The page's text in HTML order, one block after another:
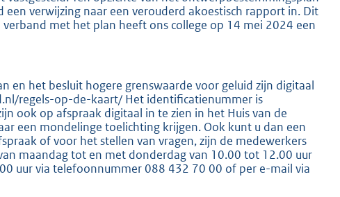
een verwijzing naar een verouderd akoestisch rapport in. Dit
met het plan heeft ons college op 14 mei 2024 een
en het besluit hogere grenswaarde voor geluid zijn digitaal
regels-op-de-kaart/ Het identificatienummer is
ook op afspraak digitaal in te zien in het Huis van de
een mondelinge toelichting krijgen. Ook kunt u dan een
of voor het stellen van vragen, zijn de medewerkers
maandag tot en met donderdag van 10.00 tot 12.00 uur
uur via telefoonnummer 088 432 70 00 of per e-mail via